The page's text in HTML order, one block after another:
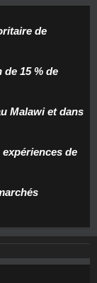
de
15 % de
Malawi et dans
de